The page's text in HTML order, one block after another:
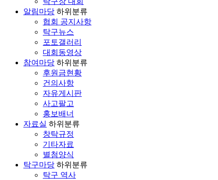
알림마당 하위분류
협회 공지사항
탁구뉴스
포토갤러리
대회동영상
참여마당 하위분류
후원금현황
건의사항
자유게시판
사고팔고
홍보배너
자료실 하위분류
창탁규정
기타자료
별첨양식
탁구마당 하위분류
탁구 역사